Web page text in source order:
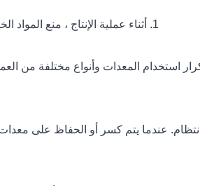
1. أثناء عملية الإنتاج ، منع المواد الخارجية أو الحطام من دخول غرفة الفراغ لتجنب التلوث وتلف سطح المكونات وأنبوب الفراغ.
استخدام المعدات وأنواع مختلفة
عندما يتم كسر أو الحفاظ على